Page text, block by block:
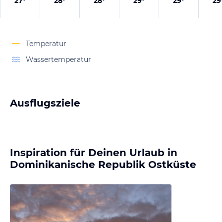
Temperatur
Wassertemperatur
Ausflugsziele
Inspiration für Deinen Urlaub in
Dominikanische Republik Ostküste